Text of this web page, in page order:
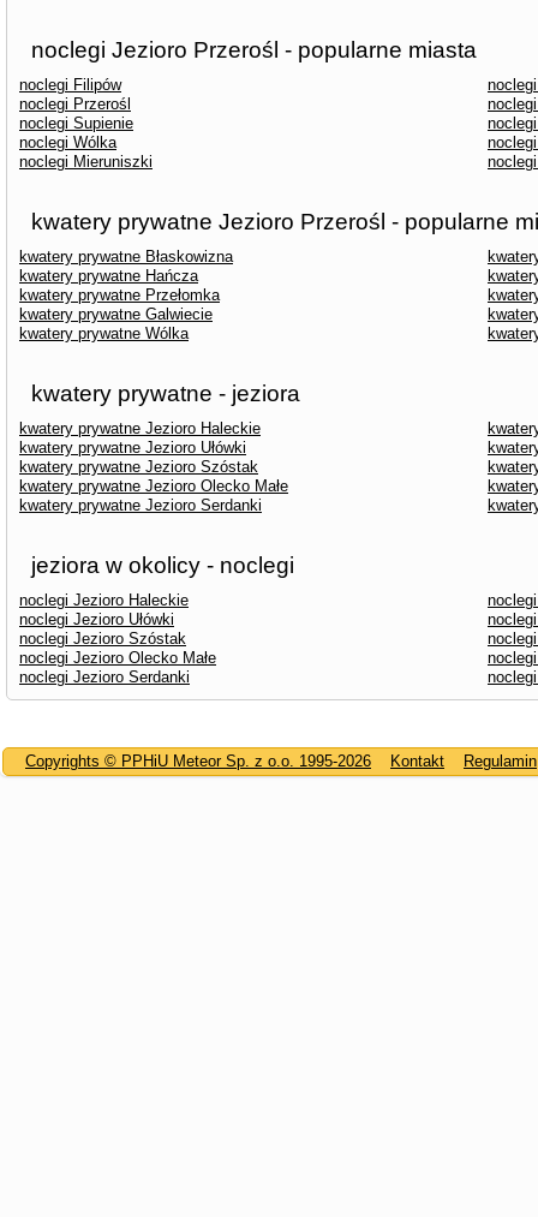
noclegi Jezioro Przerośl - popularne miasta
noclegi Filipów
noclegi Przerośl
noclegi Supienie
noclegi Wólka
noclegi Mieruniszki
kwatery prywatne Jezioro Przerośl - popularne
kwatery prywatne Błaskowizna
kwatery prywatne Hańcza
kwatery prywatne Przełomka
kwatery prywatne Galwiecie
kwatery prywatne Wólka
kwatery prywatne - jeziora
kwatery prywatne Jezioro Haleckie
kwatery prywatne Jezioro Ułówki
kwatery prywatne Jezioro Szóstak
kwatery prywatne Jezioro Olecko Małe
kwatery prywatne Jezioro Serdanki
jeziora w okolicy - noclegi
noclegi Jezioro Haleckie
noclegi Jezioro Ułówki
noclegi Jezioro Szóstak
noclegi Jezioro Olecko Małe
noclegi Jezioro Serdanki
Copyrights © PPHiU Meteor Sp. z o.o. 1995-2026 Kontakt Regulamin